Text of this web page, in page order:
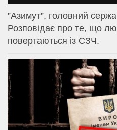
⁨”Азимут”, головний
Розповідає про те, що
повертаються із СЗЧ.